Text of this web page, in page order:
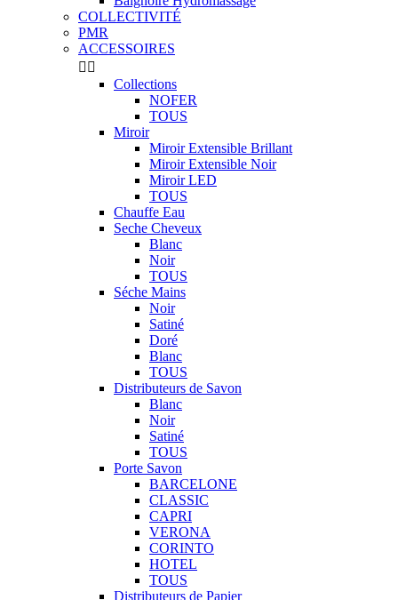
COLLECTIVITÉ
PMR
ACCESSOIRES
 
Collections
NOFER
TOUS
Miroir
Miroir Extensible Brillant
Miroir Extensible Noir
Miroir LED
TOUS
Chauffe Eau
Seche Cheveux
Blanc
Noir
TOUS
Séche Mains
Noir
Satiné
Doré
Blanc
TOUS
Distributeurs de Savon
Blanc
Noir
Satiné
TOUS
Porte Savon
BARCELONE
CLASSIC
CAPRI
VERONA
CORINTO
HOTEL
TOUS
Distributeurs de Papier